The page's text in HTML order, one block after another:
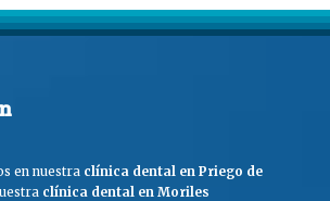
en nuestra clínica dental en Priego de
clínica dental en Moriles